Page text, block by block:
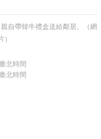
自帶韓牛禮盒送給鄰居。（網
）
北時間
北時間